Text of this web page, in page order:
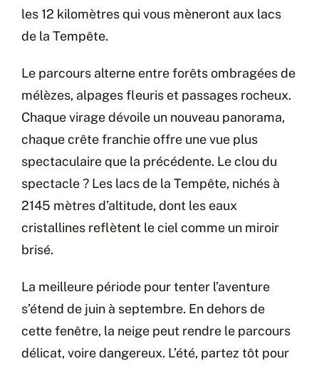
les 12 kilomètres qui vous mèneront aux lacs
de la Tempête.
Le parcours alterne entre forêts ombragées de
mélèzes, alpages fleuris et passages rocheux.
Chaque virage dévoile un nouveau panorama,
chaque crête franchie offre une vue plus
spectaculaire que la précédente. Le clou du
spectacle ? Les lacs de la Tempête, nichés à
2145 mètres d’altitude, dont les eaux
cristallines reflètent le ciel comme un miroir
brisé.
La meilleure période pour tenter l’aventure
s’étend de juin à septembre. En dehors de
cette fenêtre, la neige peut rendre le parcours
délicat, voire dangereux. L’été, partez tôt pour